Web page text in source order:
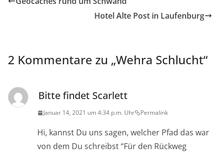
Hotel Alte Post in Laufenburg
2 Kommentare zu „Wehra Schlucht“
Bitte findet Scarlett
Januar 14, 2021 um 4:34 p.m. Uhr Permalink
Hi, kannst Du uns sagen, welcher Pfad das war
von dem Du schreibst “Für den Rückweg